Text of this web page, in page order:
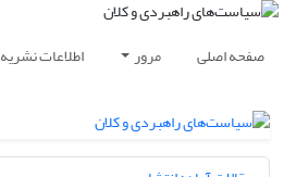
صفحه اصلی مرور اطلاعات نشریه